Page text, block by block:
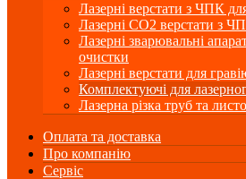
Лазерні верстати з ЧПК
Лазерні СО2 верстати з
Лазерні зварювальні
очистки
Лазерні верстати для
Комплектуючі для
Лазерна різка труб та
Оплата та доставка
Про компанію
Сервіс